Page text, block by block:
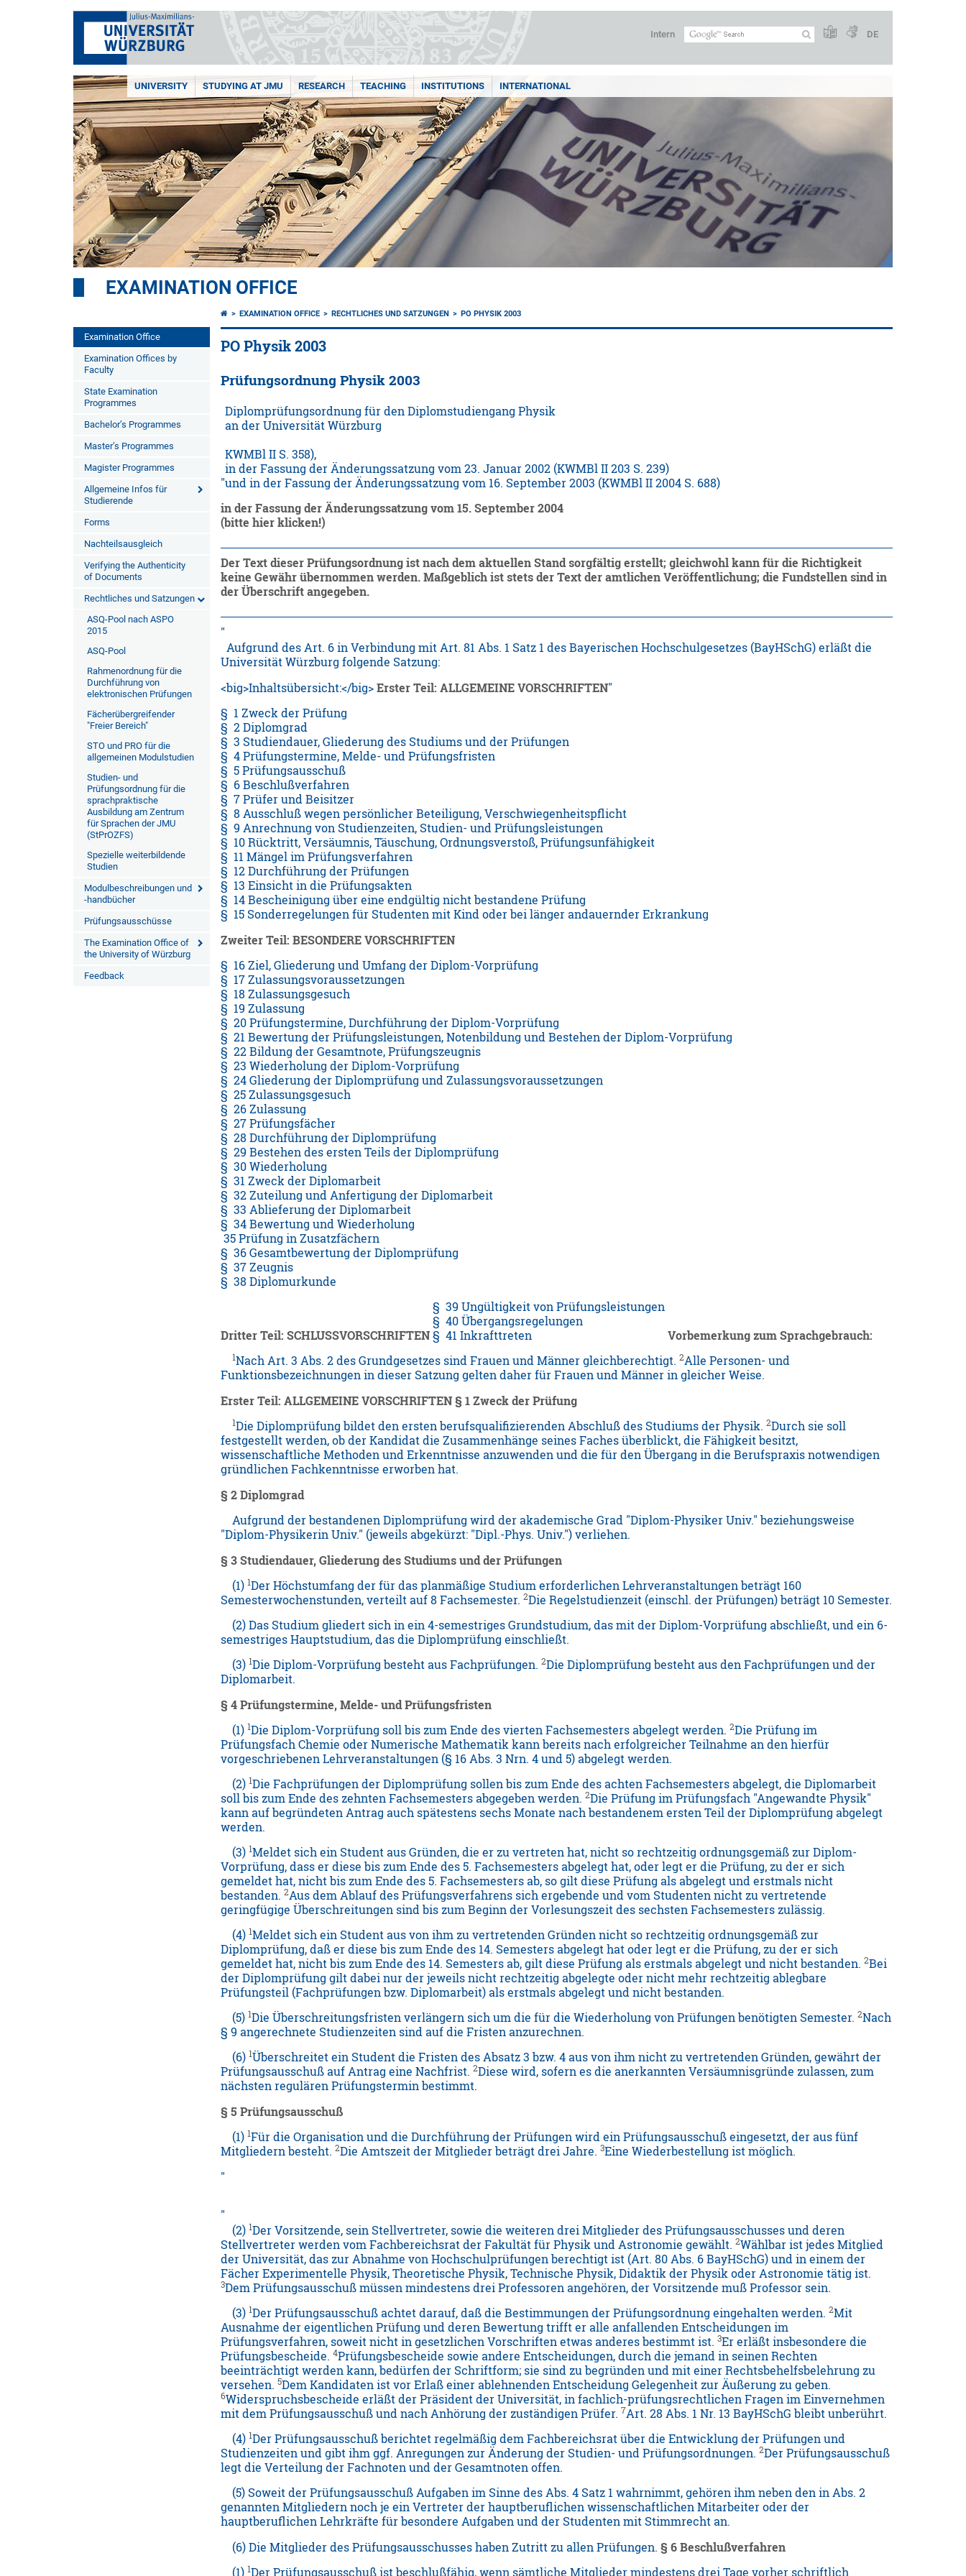
Intern DE
UNIVERSITY STUDYING AT JMU RESEARCH TEACHING INSTITUTIONS INTERNATIONAL
EXAMINATION OFFICE
Examination Office
Examination Offices by
Faculty
State Examination
Programmes
Bachelor’s Programmes
Master’s Programmes
Magister Programmes
Allgemeine Infos für
Studierende
Forms
Nachteilsausgleich
Verifying the Authenticity
of Documents
Rechtliches und Satzungen
ASQ-Pool nach ASPO
2015
ASQ-Pool
Rahmenordnung für die
Durchführung von
elektronischen Prüfungen
Fächerübergreifender
"Freier Bereich"
STO und PRO für die
allgemeinen Modulstudien
Studien- und
Prüfungsordnung für die
sprachpraktische
Ausbildung am Zentrum
für Sprachen der JMU
(StPrOZFS)
Spezielle weiterbildende
Studien
Modulbeschreibungen und
-handbücher
Prüfungsausschüsse
The Examination Office of
the University of Würzburg
Feedback
EXAMINATION OFFICE RECHTLICHES UND SATZUNGEN PO PHYSIK 2003
PO Physik 2003
Prüfungsordnung Physik 2003
Diplomprüfungsordnung für den Diplomstudiengang Physik
an der Universität Würzburg
KWMBl II S. 358),
in der Fassung der Änderungssatzung vom 23. Januar 2002 (KWMBl II 203 S. 239)
und in der Fassung der Änderungssatzung vom 16. September 2003 (KWMBl II 2004 S. 688)
in der Fassung der Änderungssatzung vom 15. September 2004
(bitte hier klicken!)
Der Text dieser Prüfungsordnung ist nach dem aktuellen Stand sorgfältig erstellt; gleichwohl kann für die Richtigkeit
keine Gewähr übernommen werden. Maßgeblich ist stets der Text der amtlichen Veröffentlichung; die Fundstellen sind in
der Überschrift angegeben.
Aufgrund des Art. 6 in Verbindung mit Art. 81 Abs. 1 Satz 1 des Bayerischen Hochschulgesetzes (BayHSchG) erläßt die
Universität Würzburg folgende Satzung:
<big>Inhaltsübersicht:</big> Erster Teil: ALLGEMEINE VORSCHRIFTEN
§ 1 Zweck der Prüfung
§ 2 Diplomgrad
§ 3 Studiendauer, Gliederung des Studiums und der Prüfungen
§ 4 Prüfungstermine, Melde- und Prüfungsfristen
§ 5 Prüfungsausschuß
§ 6 Beschlußverfahren
§ 7 Prüfer und Beisitzer
§ 8 Ausschluß wegen persönlicher Beteiligung, Verschwiegenheitspflicht
§ 9 Anrechnung von Studienzeiten, Studien- und Prüfungsleistungen
§ 10 Rücktritt, Versäumnis, Täuschung, Ordnungsverstoß, Prüfungsunfähigkeit
§ 11 Mängel im Prüfungsverfahren
§ 12 Durchführung der Prüfungen
§ 13 Einsicht in die Prüfungsakten
§ 14 Bescheinigung über eine endgültig nicht bestandene Prüfung
§ 15 Sonderregelungen für Studenten mit Kind oder bei länger andauernder Erkrankung
Zweiter Teil: BESONDERE VORSCHRIFTEN
§ 16 Ziel, Gliederung und Umfang der Diplom-Vorprüfung
§ 17 Zulassungsvoraussetzungen
§ 18 Zulassungsgesuch
§ 19 Zulassung
§ 20 Prüfungstermine, Durchführung der Diplom-Vorprüfung
§ 21 Bewertung der Prüfungsleistungen, Notenbildung und Bestehen der Diplom-Vorprüfung
§ 22 Bildung der Gesamtnote, Prüfungszeugnis
§ 23 Wiederholung der Diplom-Vorprüfung
§ 24 Gliederung der Diplomprüfung und Zulassungsvoraussetzungen
§ 25 Zulassungsgesuch
§ 26 Zulassung
§ 27 Prüfungsfächer
§ 28 Durchführung der Diplomprüfung
§ 29 Bestehen des ersten Teils der Diplomprüfung
§ 30 Wiederholung
§ 31 Zweck der Diplomarbeit
§ 32 Zuteilung und Anfertigung der Diplomarbeit
§ 33 Ablieferung der Diplomarbeit
§ 34 Bewertung und Wiederholung
35 Prüfung in Zusatzfächern
§ 36 Gesamtbewertung der Diplomprüfung
§ 37 Zeugnis
§ 38 Diplomurkunde
Dritter Teil: SCHLUSSVORSCHRIFTEN
§ 39 Ungültigkeit von Prüfungsleistungen
§ 40 Übergangsregelungen
§ 41 Inkrafttreten
Vorbemerkung zum Sprachgebrauch:
1Nach Art. 3 Abs. 2 des Grundgesetzes sind Frauen und Männer gleichberechtigt.2Alle Personen- und
Funktionsbezeichnungen in dieser Satzung gelten daher für Frauen und Männer in gleicher Weise.
Erster Teil: ALLGEMEINE VORSCHRIFTEN § 1 Zweck der Prüfung
1Die Diplomprüfung bildet den ersten berufsqualifizierenden Abschluß des Studiums der Physik.2Durch sie soll
festgestellt werden, ob der Kandidat die Zusammenhänge seines Faches überblickt, die Fähigkeit besitzt,
wissenschaftliche Methoden und Erkenntnisse anzuwenden und die für den Übergang in die Berufspraxis notwendigen
gründlichen Fachkenntnisse erworben hat.
§ 2 Diplomgrad
Aufgrund der bestandenen Diplomprüfung wird der akademische Grad "Diplom-Physiker Univ." beziehungsweise
"Diplom-Physikerin Univ." (jeweils abgekürzt: "Dipl.-Phys. Univ.") verliehen.
§ 3 Studiendauer, Gliederung des Studiums und der Prüfungen
(1)1Der Höchstumfang der für das planmäßige Studium erforderlichen Lehrveranstaltungen beträgt 160
Semesterwochenstunden, verteilt auf 8 Fachsemester.2Die Regelstudienzeit (einschl. der Prüfungen) beträgt 10 Semester.
(2) Das Studium gliedert sich in ein 4-semestriges Grundstudium, das mit der Diplom-Vorprüfung abschließt, und ein 6-
semestriges Hauptstudium, das die Diplomprüfung einschließt.
(3)1Die Diplom-Vorprüfung besteht aus Fachprüfungen.2Die Diplomprüfung besteht aus den Fachprüfungen und der
Diplomarbeit.
§ 4 Prüfungstermine, Melde- und Prüfungsfristen
(1)1Die Diplom-Vorprüfung soll bis zum Ende des vierten Fachsemesters abgelegt werden.2Die Prüfung im
Prüfungsfach Chemie oder Numerische Mathematik kann bereits nach erfolgreicher Teilnahme an den hierfür
vorgeschriebenen Lehrveranstaltungen (§ 16 Abs. 3 Nrn. 4 und 5) abgelegt werden.
(2)1Die Fachprüfungen der Diplomprüfung sollen bis zum Ende des achten Fachsemesters abgelegt, die Diplomarbeit
soll bis zum Ende des zehnten Fachsemesters abgegeben werden.2Die Prüfung im Prüfungsfach "Angewandte Physik"
kann auf begründeten Antrag auch spätestens sechs Monate nach bestandenem ersten Teil der Diplomprüfung abgelegt
werden.
(3)1Meldet sich ein Student aus Gründen, die er zu vertreten hat, nicht so rechtzeitig ordnungsgemäß zur Diplom-
Vorprüfung, dass er diese bis zum Ende des 5. Fachsemesters abgelegt hat, oder legt er die Prüfung, zu der er sich
gemeldet hat, nicht bis zum Ende des 5. Fachsemesters ab, so gilt diese Prüfung als abgelegt und erstmals nicht
bestanden.2Aus dem Ablauf des Prüfungsverfahrens sich ergebende und vom Studenten nicht zu vertretende
geringfügige Überschreitungen sind bis zum Beginn der Vorlesungszeit des sechsten Fachsemesters zulässig.
(4)1Meldet sich ein Student aus von ihm zu vertretenden Gründen nicht so rechtzeitig ordnungsgemäß zur
Diplomprüfung, daß er diese bis zum Ende des 14. Semesters abgelegt hat oder legt er die Prüfung, zu der er sich
gemeldet hat, nicht bis zum Ende des 14. Semesters ab, gilt diese Prüfung als erstmals abgelegt und nicht bestanden.2Bei
der Diplomprüfung gilt dabei nur der jeweils nicht rechtzeitig abgelegte oder nicht mehr rechtzeitig ablegbare
Prüfungsteil (Fachprüfungen bzw. Diplomarbeit) als erstmals abgelegt und nicht bestanden.
(5)1Die Überschreitungsfristen verlängern sich um die für die Wiederholung von Prüfungen benötigten Semester.2Nach
§ 9 angerechnete Studienzeiten sind auf die Fristen anzurechnen.
(6)1Überschreitet ein Student die Fristen des Absatz 3 bzw. 4 aus von ihm nicht zu vertretenden Gründen, gewährt der
Prüfungsausschuß auf Antrag eine Nachfrist.2Diese wird, sofern es die anerkannten Versäumnisgründe zulassen, zum
nächsten regulären Prüfungstermin bestimmt.
§ 5 Prüfungsausschuß
(1)1Für die Organisation und die Durchführung der Prüfungen wird ein Prüfungsausschuß eingesetzt, der aus fünf
Mitgliedern besteht.2Die Amtszeit der Mitglieder beträgt drei Jahre.3Eine Wiederbestellung ist möglich.
(2)1Der Vorsitzende, sein Stellvertreter, sowie die weiteren drei Mitglieder des Prüfungsausschusses und deren
Stellvertreter werden vom Fachbereichsrat der Fakultät für Physik und Astronomie gewählt.2Wählbar ist jedes Mitglied
der Universität, das zur Abnahme von Hochschulprüfungen berechtigt ist (Art. 80 Abs. 6 BayHSchG) und in einem der
Fächer Experimentelle Physik, Theoretische Physik, Technische Physik, Didaktik der Physik oder Astronomie tätig ist.
3Dem Prüfungsausschuß müssen mindestens drei Professoren angehören, der Vorsitzende muß Professor sein.
(3)1Der Prüfungsausschuß achtet darauf, daß die Bestimmungen der Prüfungsordnung eingehalten werden.2Mit
Ausnahme der eigentlichen Prüfung und deren Bewertung trifft er alle anfallenden Entscheidungen im
Prüfungsverfahren, soweit nicht in gesetzlichen Vorschriften etwas anderes bestimmt ist.3Er erläßt insbesondere die
Prüfungsbescheide.4Prüfungsbescheide sowie andere Entscheidungen, durch die jemand in seinen Rechten
beeinträchtigt werden kann, bedürfen der Schriftform; sie sind zu begründen und mit einer Rechtsbehelfsbelehrung zu
versehen.5Dem Kandidaten ist vor Erlaß einer ablehnenden Entscheidung Gelegenheit zur Äußerung zu geben.
6Widerspruchsbescheide erläßt der Präsident der Universität, in fachlich-prüfungsrechtlichen Fragen im Einvernehmen
mit dem Prüfungsausschuß und nach Anhörung der zuständigen Prüfer. 7Art. 28 Abs. 1 Nr. 13 BayHSchG bleibt unberührt.
(4)1Der Prüfungsausschuß berichtet regelmäßig dem Fachbereichsrat über die Entwicklung der Prüfungen und
Studienzeiten und gibt ihm ggf. Anregungen zur Änderung der Studien- und Prüfungsordnungen.2Der Prüfungsausschuß
legt die Verteilung der Fachnoten und der Gesamtnoten offen.
(5) Soweit der Prüfungsausschuß Aufgaben im Sinne des Abs. 4 Satz 1 wahrnimmt, gehören ihm neben den in Abs. 2
genannten Mitgliedern noch je ein Vertreter der hauptberuflichen wissenschaftlichen Mitarbeiter oder der
hauptberuflichen Lehrkräfte für besondere Aufgaben und der Studenten mit Stimmrecht an.
(6) Die Mitglieder des Prüfungsausschusses haben Zutritt zu allen Prüfungen. § 6 Beschlußverfahren
(1)1Der Prüfungsausschuß ist beschlußfähig, wenn sämtliche Mitglieder mindestens drei Tage vorher schriftlich